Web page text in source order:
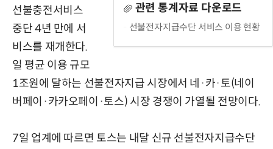
관련 통계자료 다운로드
선불전자지급수단 서비스 이용 현황
선불충전서비스
중단 4년 만에 서
비스를 재개한다.
일 평균 이용 규모
1조원에 달하는 선불전자지급 시장에서 네·카·토(네이
버페이·카카오페이·토스) 시장 경쟁이 가열될 전망이다.
7일 업계에 따르면 토스는 내달 신규 선불전자지급수단